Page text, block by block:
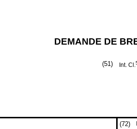
DEMANDE DE
(51) Int. Cl.
(72)